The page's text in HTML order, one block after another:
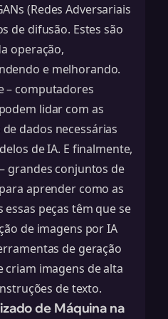
(Redes Adversariais
de difusão. Estes são
operação,
e melhorando.
– computadores
lidar com as
dados necessárias
de IA. E finalmente,
grandes conjuntos de
aprender como as
essas peças têm que se
de imagens por IA
de geração
criam imagens de alta
de texto.
de Máquina na